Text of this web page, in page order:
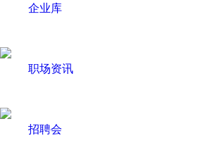
企业库
职场资讯
招聘会